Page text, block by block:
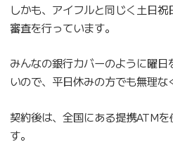
しかも、アイフルと同じく土日
審査を行っています。
みんなの銀行カバーのように曜
いので、平日休みの方でも無理な
契約後は、全国にある提携ATM
す。